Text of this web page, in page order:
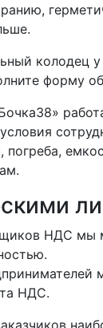
колодец
форму
погреба,
НДС мы
НДС.